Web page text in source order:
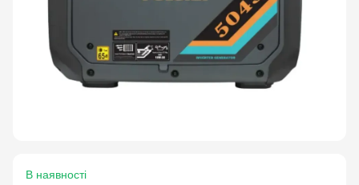
В наявності